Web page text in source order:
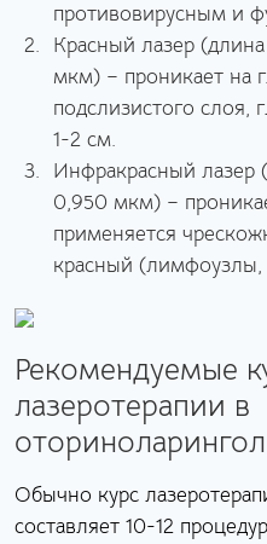
противовирусным и
Красный лазер
мкм) – проникает на
подслизистого слоя,
1-2 см.
Инфракрасный
0,950 мкм) –
применяется
красный (лимфоузлы,
Рекомендуемые
лазеротерапии в
Обычно курс
составляет 10-12